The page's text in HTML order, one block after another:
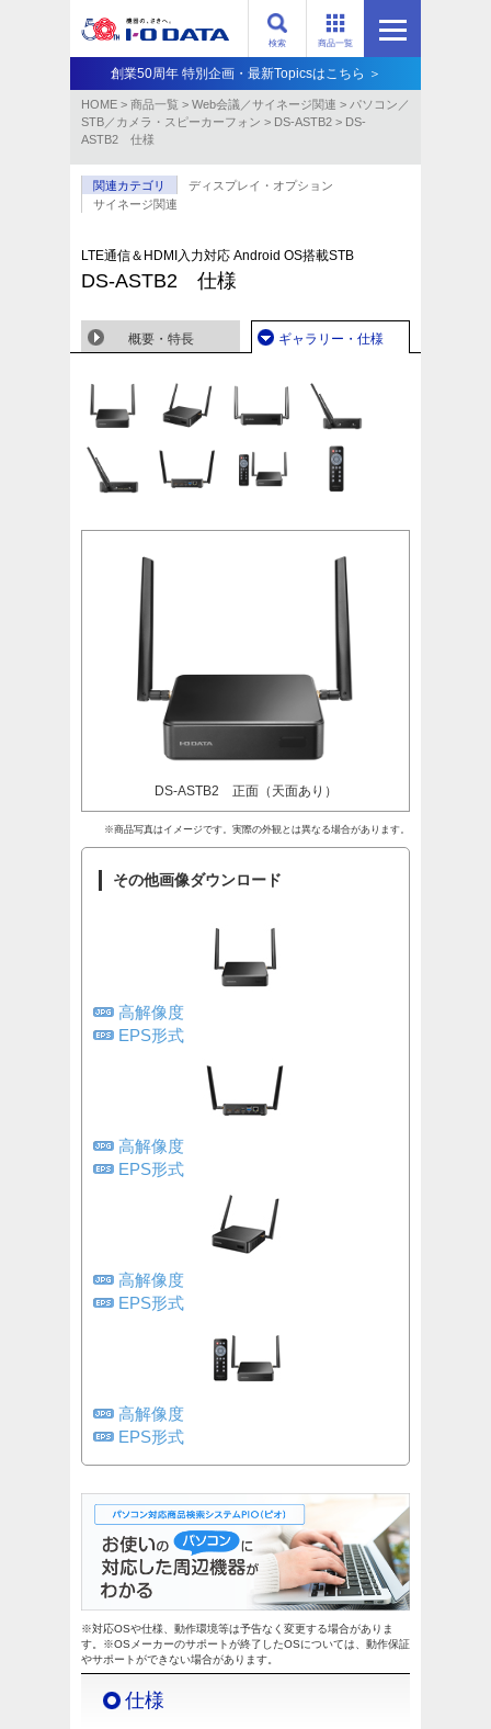
商品一覧
検索
創業50周年 特別企画・最新Topicsはこちら ＞
HOME > 商品一覧 > Web会議／サイネージ関連 > パソコン／
STB／カメラ・スピーカーフォン > DS-ASTB2 > DS-
ASTB2 仕様
関連カテゴリ
ディスプレイ・オプション
サイネージ関連
LTE通信＆HDMI入力対応 Android OS搭載STB
DS-ASTB2 仕様
概要・特長 ギャラリー・仕様
DS-ASTB2 正面（天面あり）
※商品写真はイメージです。実際の外観とは異なる場合があります。
その他画像ダウンロード
高解像度
EPS形式
高解像度
EPS形式
高解像度
EPS形式
高解像度
EPS形式
※対応OSや仕様、動作環境等は予告なく変更する場合がありま
す。※OSメーカーのサポートが終了したOSについては、動作保証
やサポートができない場合があります。
仕様